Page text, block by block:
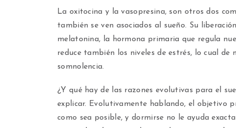
La oxitocina y la vasopresina, son otros dos
también se ven asociados al sueño. Su
melatonina, la hormona primaria que regula
reduce también los niveles de estrés, lo cual
somnolencia.
¿Y qué hay de las razones evolutivas para el
explicar. Evolutivamente hablando, el objetivo
como sea posible, y dormirse no le ayuda